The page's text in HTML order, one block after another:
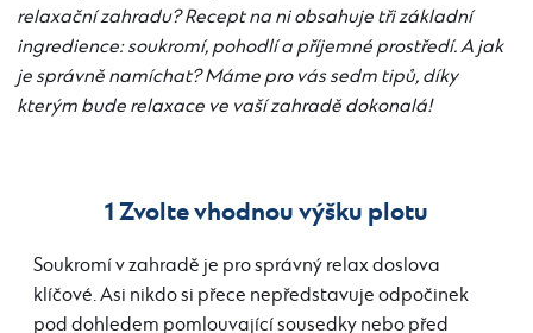
relaxační zahradu? Recept na ni obsahuje tři základní
ingredience: soukromí, pohodlí a příjemné prostředí. A jak
je správně namíchat? Máme pro vás sedm tipů, díky
kterým bude relaxace ve vaší zahradě dokonalá!
1 Zvolte vhodnou výšku plotu
Soukromí v zahradě je pro správný relax doslova
klíčové. Asi nikdo si přece nepředstavuje odpočinek
pod dohledem pomlouvající sousedky nebo před